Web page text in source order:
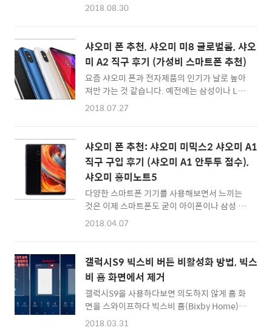
을 때는 큰 성능향상이 없다고 했던 것 같은데...
램, 5.8..
이제 스냅드래곤710이 탑재된 샤오미 미8SE의
진출용 스마트폰, 샤오미 Poco F1를 공개했습
니다. 스냅드래곤 845는 갤럭시S9의 해외버전
에 탑재된 AP인데, 샤오미 미8에 이어 플래그십
스마트폰에 준하는 성능을 가진 샤오미 스마트
폰이 출시된 것이죠. ▲ 샤오미 포코 F1 :: 샤오
미 포코폰 F1 직구하러 바로가기 :: 스펙을 간단
는 멋진 사양을 확인할 수 있습니다. 그러면서도
실 구입 가격대는 30만원대로... 스마트..
2018.08.30
샤오미 폰 추천, 샤오미 미8 글로벌롬, 샤오
미 A2 직구 후기 (가성비 스마트폰 추천)
요즘 샤오미 폰과 전자제품의 인기가 날로 높아
져만 가는 것 같습니다. 예전에는 삼성이나 LG
전자의 한국 스마트폰을 사용한다는 프라이드
샤오미 제품을 선호하게 되는군요. 저는 글로벌
롬이 적용된 샤오미 미8 (Xiaomi Mi 8) 해외판,
그리고 구글 레퍼런스 안드로이드 ONE OS가
탑재된 샤오미 A2를 구입하려고 기다리고 있었
는데요, 드디어 스냅드래곤 845를 탑재한 고성
능 스마트폰, 샤오미 미8 글로벌롬 적용 해외판
부터 직구를 할 수 있게 되었습니다. 샤오미 A2
도 이제 구입이 가능하구요. 그럼 각각 어떤 것
요? 샤오미 미8 해외판 (한국어 지원, 구글플레
이 가능 ..
2018.07.27
샤오미 폰 추천: 샤오미 미믹스2 샤오미 A1
직구 구입 후기 (샤오미 A1 안투투 점수),
샤오미 홍미노트5
다양한 스마트폰 기기를 사용해보면서 느끼는
것은 이제 스마트폰도 굳이 아이폰이나 삼성 갤
럭시를 고집할 필요가 없다는 것입니다. 가성비
직구하면 좋은 샤오미 폰 2종을 간략히 추천해
볼까 합니다. [업데이트]신제품들이 출시되어
이전세대 제품들이 품절된 관계로 샤오미 미믹
스3, 샤오미A2, 홍미노트7 구입링크로 수정해
두었으니 참고하시길 바랍니다. :) 샤오미 미믹
스2 (Xiaomi Mi Mix2) :: 샤오미 미믹스3 직구
2018.04.07
갤럭시S9 빅스비 버튼 비활성화 방법, 빅스
비 홈 화면에서 제거
갤럭시S9을 사용하다보면 의도하지 않게 홈 화
면을 스와이프하다 빅스비 홈(Bixby Home)으
로 들어갈 때도 있고... 볼륨을 줄일려다가 빅스
2018.03.31